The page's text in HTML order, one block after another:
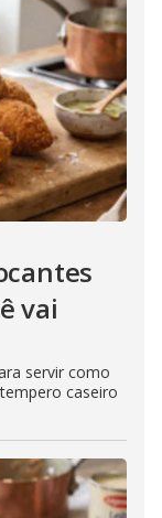
vai
servir como
caseiro